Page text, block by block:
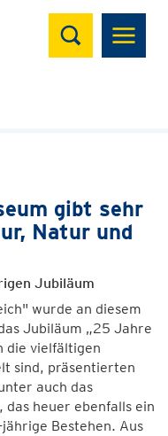
Suchen
gibt sehr
Natur und
Jubiläum
wurde an diesem
Jubiläum „25 Jahre
die vielfältigen
sind, präsentierten
auch das
heuer ebenfalls ein
Bestehen. Aus